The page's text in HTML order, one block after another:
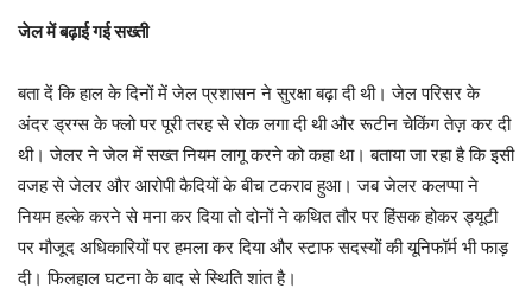
जेल में बढ़ाई गई सख्ती
बता दें कि हाल के दिनों में जेल प्रशासन ने सुरक्षा बढ़ा दी थी। जेल परिसर के
अंदर ड्रग्स के फ्लो पर पूरी तरह से रोक लगा दी थी और रूटीन चेकिंग तेज़ कर दी
थी। जेलर ने जेल में सख्त नियम लागू करने को कहा था। बताया जा रहा है कि इसी
वजह से जेलर और आरोपी कैदियों के बीच टकराव हुआ। जब जेलर कलप्पा ने
नियम हल्के करने से मना कर दिया तो दोनों ने कथित तौर पर हिंसक होकर ड्यूटी
पर मौजूद अधिकारियों पर हमला कर दिया और स्टाफ सदस्यों की यूनिफॉर्म भी फाड़
दी। फिलहाल घटना के बाद से स्थिति शांत है।